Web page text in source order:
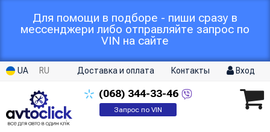
Для помощи в подборе - пиши сразу в
мессенджери либо отправляйте запрос по
VIN на сайте
UA RU Доставка и оплата Контакты Вход
(068) 344-33-46
Запрос по VIN